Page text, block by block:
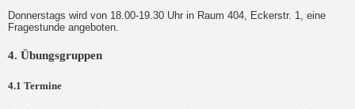
Donnerstags wird von 18.00-19.30 Uhr in Raum 404, Eckerstr. 1, eine
Fragestunde angeboten.
4. Übungsgruppen
4.1 Termine